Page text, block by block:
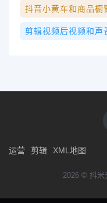
抖音小黄车和商品橱
剪辑视频后视频和声
运营 剪辑 XML地图
2026 © 抖米